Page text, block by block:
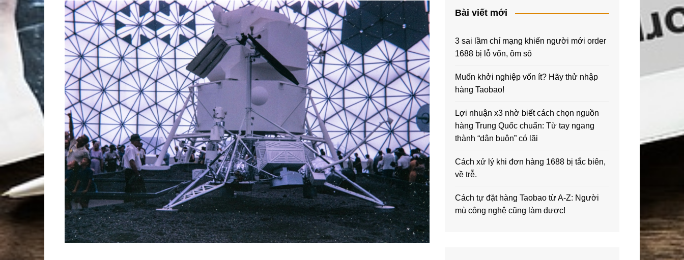
Bài viết mới
3 sai lầm chí mạng khiến người mới order
1688 bị lỗ vốn, ôm sô
Muốn khởi nghiệp vốn ít? Hãy thử nhập
hàng Taobao!
Lợi nhuận x3 nhờ biết cách chọn nguồn
hàng Trung Quốc chuẩn: Từ tay ngang
thành “dân buôn” có lãi
Cách xử lý khi đơn hàng 1688 bị tắc biên,
về trễ.
Cách tự đặt hàng Taobao từ A-Z: Người
mù công nghệ cũng làm được!